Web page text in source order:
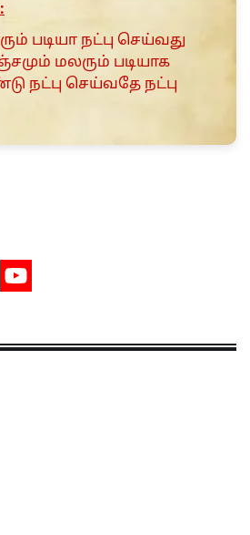
படியா நட்பு செய்வது
மலரும் படியாக
நட்பு செய்வதே நட்பு